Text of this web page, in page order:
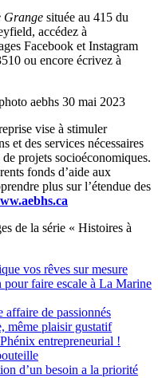
Grange située au 415 du
accédez à
Facebook et Instagram
ou encore écrivez à
vise à stimuler
et des services nécessaires
projets socioéconomiques.
fonds d’aide aux
plus sur l’étendue des
de la série « Histoires à
vos rêves sur mesure
faire escale à La Marine
de passionnés
même plaisir gustatif
entrepreneurial !
d’un besoin a la priorité